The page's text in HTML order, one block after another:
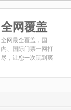
全网覆盖
全网最全覆盖，国
内、国际门票一网打
尽，让您一次玩到爽